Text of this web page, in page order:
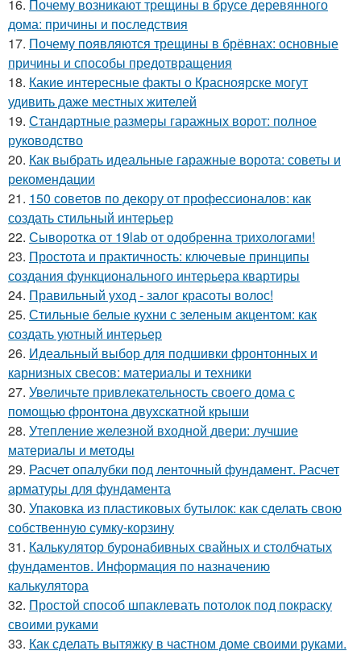
16. Почему возникают трещины в брусе деревянного
дома: причины и последствия
17. Почему появляются трещины в брёвнах: основные
причины и способы предотвращения
18. Какие интересные факты о Красноярске могут
удивить даже местных жителей
19. Стандартные размеры гаражных ворот: полное
руководство
20. Как выбрать идеальные гаражные ворота: советы и
рекомендации
21. 150 советов по декору от профессионалов: как
создать стильный интерьер
22. Сыворотка от 19lab от одобренна трихологами!
23. Простота и практичность: ключевые принципы
создания функционального интерьера квартиры
24. Правильный уход - залог красоты волос!
25. Стильные белые кухни с зеленым акцентом: как
создать уютный интерьер
26. Идеальный выбор для подшивки фронтонных и
карнизных свесов: материалы и техники
27. Увеличьте привлекательность своего дома с
помощью фронтона двухскатной крыши
28. Утепление железной входной двери: лучшие
материалы и методы
29. Расчет опалубки под ленточный фундамент. Расчет
арматуры для фундамента
30. Упаковка из пластиковых бутылок: как сделать свою
собственную сумку-корзину
31. Калькулятор буронабивных свайных и столбчатых
фундаментов. Информация по назначению
калькулятора
32. Простой способ шпаклевать потолок под покраску
своими руками
33. Как сделать вытяжку в частном доме своими руками.